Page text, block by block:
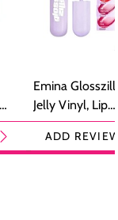
Emina
Jelly Vinyl, Lip
Cream Glossy
Ringan
ADD